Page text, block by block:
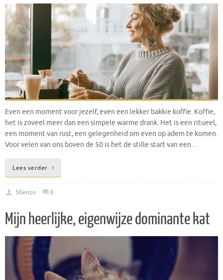
Even een moment voor jezelf, even een lekker bakkie koffie. Koffie,
het is zoveel meer dan een simpele warme drank. Het is een ritueel,
een moment van rust, een gelegenheid om even op adem te komen.
Voor velen van ons boven de 50 is het de stille start van een…
Lees verder
50enzo 0
Mijn heerlijke, eigenwijze dominante kat